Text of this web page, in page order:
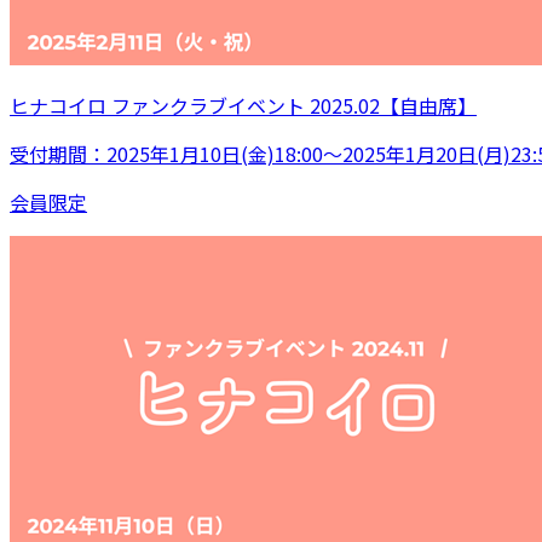
ヒナコイロ ファンクラブイベント 2025.02【自由席】
受付期間：2025年1月10日(金)18:00～2025年1月20日(月
会員限定